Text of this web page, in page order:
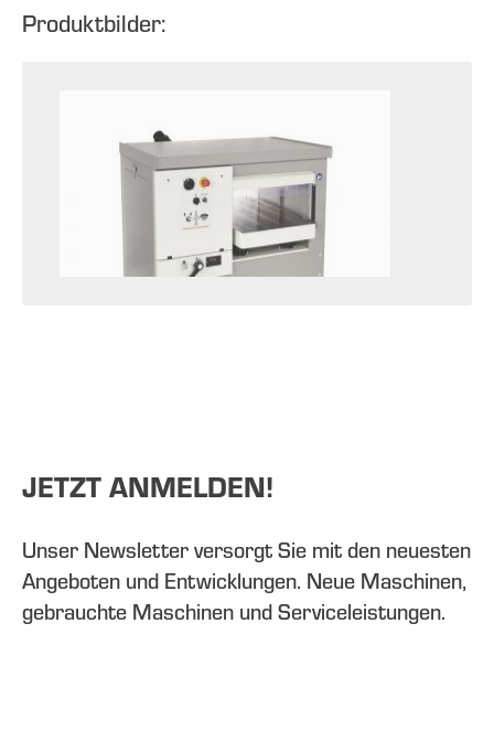
Produktbilder:
JETZT ANMELDEN!
Unser Newsletter versorgt Sie mit den neuesten
Angeboten und Entwicklungen. Neue Maschinen,
gebrauchte Maschinen und Serviceleistungen.